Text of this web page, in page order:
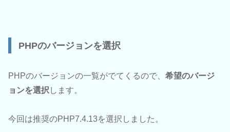
PHPのバージョンを選択
PHPのバージョンの一覧がでてくるので、 希望のバージ
ョンを選択 します。
今回は推奨のPHP7.4.13を選択しました。